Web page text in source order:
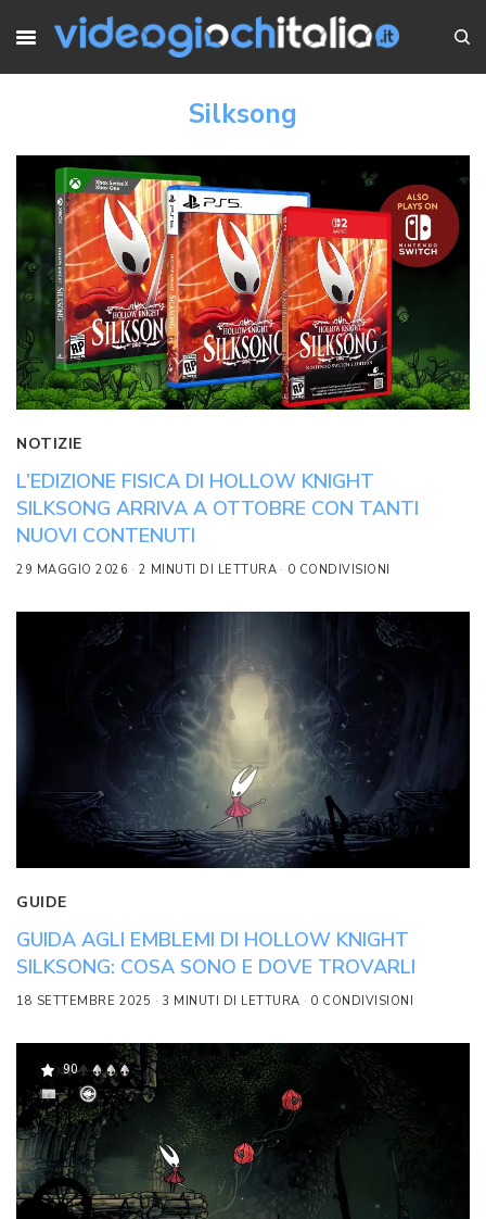
Silksong
NOTIZIE
L’EDIZIONE FISICA DI HOLLOW KNIGHT
SILKSONG ARRIVA A OTTOBRE CON TANTI
NUOVI CONTENUTI
29 MAGGIO 2026 2 MINUTI DI LETTURA 0 CONDIVISIONI
GUIDE
GUIDA AGLI EMBLEMI DI HOLLOW KNIGHT
SILKSONG: COSA SONO E DOVE TROVARLI
18 SETTEMBRE 2025 3 MINUTI DI LETTURA 0 CONDIVISIONI
90